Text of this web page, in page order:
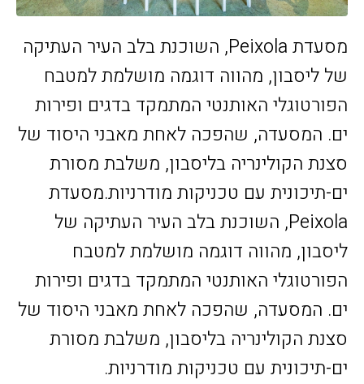
מסעדת Peixola, השוכנת בלב העיר העתיקה
של ליסבון, מהווה דוגמה מושלמת למטבח
הפורטוגלי האותנטי המתמקד בדגים ופירות
ים. המסעדה, שהפכה לאחת מאבני היסוד של
סצנת הקולינריה בליסבון, משלבת מסורת
ים-תיכונית עם טכניקות מודרניות.מסעדת
Peixola, השוכנת בלב העיר העתיקה של
ליסבון, מהווה דוגמה מושלמת למטבח
הפורטוגלי האותנטי המתמקד בדגים ופירות
ים. המסעדה, שהפכה לאחת מאבני היסוד של
סצנת הקולינריה בליסבון, משלבת מסורת
ים-תיכונית עם טכניקות מודרניות.